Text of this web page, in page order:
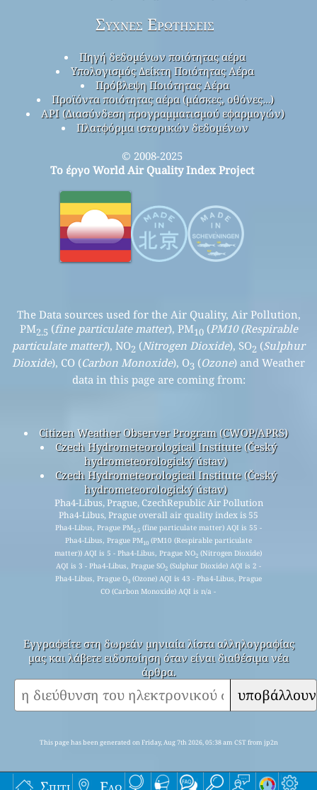
Συχνές Ερωτήσεις
Πηγή δεδομένων ποιότητας αέρα
Υπολογισμός Δείκτη Ποιότητας Αέρα
Πρόβλεψη Ποιότητας Αέρα
Προϊόντα ποιότητας αέρα (μάσκες, οθόνες…)
API (Διασύνδεση προγραμματισμού εφαρμογών)
Πλατφόρμα ιστορικών δεδομένων
© 2008-2025
Το έργο World Air Quality Index Project
The Data sources used for the Air Quality, Air Pollution,
PM2.5 (fine particulate matter), PM10(PM10 (Respirable
particulate matter)), NO2 (Nitrogen Dioxide), SO2 (Sulphur
Dioxide), CO (Carbon Monoxide), O3 (Ozone) and Weather
data in this page are coming from:
Citizen Weather Observer Program (CWOP/APRS)
Czech Hydrometeorological Institute (Český
hydrometeorologický ústav)
Czech Hydrometeorological Institute (Český
hydrometeorologický ústav)
Pha4-Libus, Prague, CzechRepublic Air Pollution
Pha4-Libus, Prague overall air quality index is 55
Pha4-Libus, Prague PM2.5(fine particulate matter) AQI is 55 -
Pha4-Libus, Prague PM10(PM10 (Respirable particulate
matter)) AQI is 5 - Pha4-Libus, Prague NO2 (Nitrogen Dioxide)
AQI is 3 - Pha4-Libus, Prague SO2(Sulphur Dioxide) AQI is 2 -
Pha4-Libus, Prague O3(Ozone) AQI is 43 - Pha4-Libus, Prague
CO (Carbon Monoxide) AQI is n/a -
Εγγραφείτε στη δωρεάν μηνιαία λίστα αλληλογραφίας
μας και λάβετε ειδοποίηση όταν είναι διαθέσιμα νέα
άρθρα.
υποβάλλουν
This page has been generated on Friday, Aug 7th 2026, 05:38 am CST from jp2n